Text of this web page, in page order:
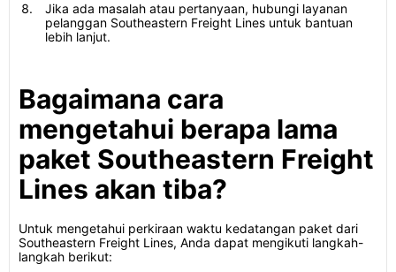
Jika ada masalah atau pertanyaan, hubungi layanan
pelanggan Southeastern Freight Lines untuk bantuan
lebih lanjut.
Bagaimana cara
mengetahui berapa lama
paket Southeastern Freight
Lines akan tiba?
Untuk mengetahui perkiraan waktu kedatangan paket dari
Southeastern Freight Lines, Anda dapat mengikuti langkah-
langkah berikut: